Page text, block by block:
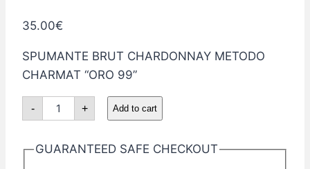
35.00€
SPUMANTE BRUT CHARDONNAY METODO
CHARMAT “ORO 99”
-
ORO99
BRUT
quantity
+ Add to cart
GUARANTEED SAFE CHECKOUT